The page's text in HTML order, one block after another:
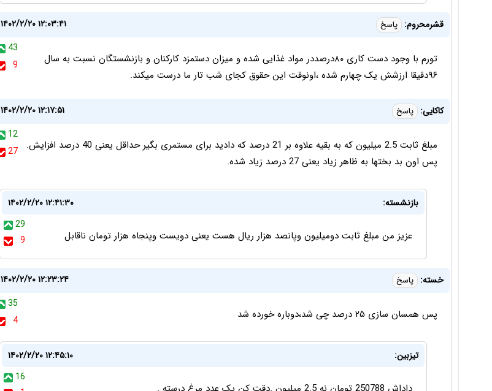
قشرمحروم: پاسخ
۱۴۰۲/۲/۲۰ ۱۲:۰۳:۴۱
43
9
تورم با وجود دست کاری ۸۰درصددر مواد غذایی شده و میزان دستمزد کارکنان و بازنشستگان نسبت به سال
۹۶دقیقا ارزشش یک چهارم شده ،اونوقت این حقوق کجای شب تار ما درست میکند.
کاکایی: پاسخ
۱۴۰۲/۲/۲۰ ۱۲:۱۷:۵۱
12
27
مبلغ ثابت 2.5 میلیون که به بقیه علاوه بر 21 درصد که دادید برای مستمری بگیر حداقل یعنی 40 درصد افزایش.
پس اون بد بختها به ظاهر زیاد یعنی 27 درصد زیاد شده.
بازنشسته:
۱۴۰۲/۲/۲۰ ۱۲:۴۱:۳۰
29
9
عزیز من مبلغ ثابت دومیلیون وپانصد هزار ریال هست یعنی دویست وپنجاه هزار تومان ناقابل
خسته: پاسخ
۱۴۰۲/۲/۲۰ ۱۲:۲۳:۲۴
35
4
پس همسان سازی ۲۵ درصد چی شد،دوباره خورده شد
تیزبین:
۱۴۰۲/۲/۲۰ ۱۲:۴۵:۱۰
16